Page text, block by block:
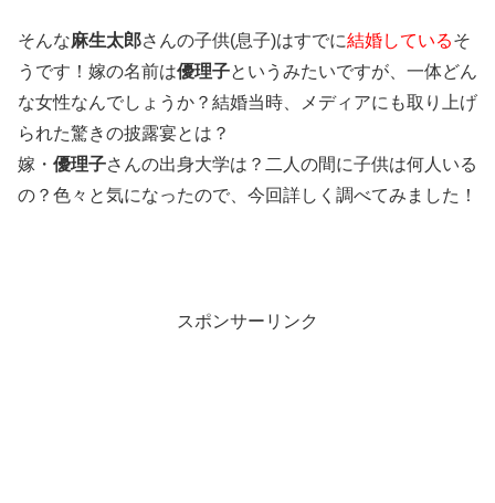
そんな麻生太郎さんの子供(息子)はすでに結婚しているそ
うです！嫁の名前は優理子というみたいですが、一体どん
な女性なんでしょうか？結婚当時、メディアにも取り上げ
られた驚きの披露宴とは？
嫁・ 優理子さんの出身大学は？二人の間に子供は何人いる
の？色々と気になったので、今回詳しく調べてみました！
スポンサーリンク